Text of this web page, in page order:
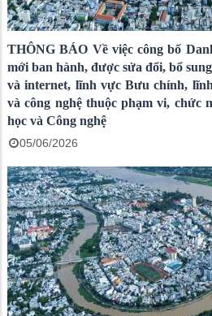
THÔNG BÁO Về việc công bố
mới ban hành, được sửa đổi, bổ
và internet, lĩnh vực Bưu chính,
và công nghệ thuộc phạm vi, chức
học và Công nghệ
05/06/2026